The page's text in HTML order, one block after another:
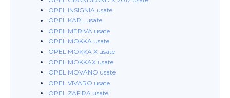
OPEL INSIGNIA usate
OPEL KARL usate
OPEL MERIVA usate
OPEL MOKKA usate
OPEL MOKKA X usate
OPEL MOKKAX usate
OPEL MOVANO usate
OPEL VIVARO usate
OPEL ZAFIRA usate